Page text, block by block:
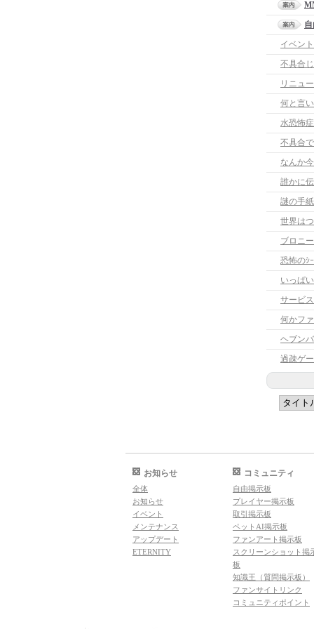
イベン
不具合
リニュ
何と言
水恐怖
不具合
なんか
誰かに
謎の手
世界は
ブロニ
恐怖のｼ
いっぱ
サービ
何かフ
ヘブン
過疎ゲ
お知らせ
全体
お知らせ
イベント
メンテナンス
アップデート
ETERNITY
コミュニティ
自由掲示板
プレイヤー掲示板
取引掲示板
ペットAI掲示板
ファンアート掲示板
スクリーンショット掲
板
知識王（質問掲示板）
ファンサイトリンク
コミュニティポイント